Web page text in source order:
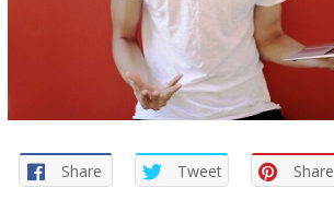
Share Tweet Share